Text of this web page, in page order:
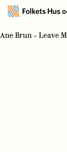
Ane Brun – Leave